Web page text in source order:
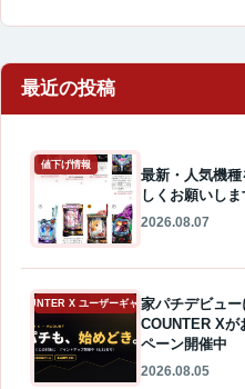
最近の投稿
値下げ情報
最新・人気機
しくお願いしま
2026.08.07
A-COUNTER X ユーザーギャラリー家パチデビュ
COUNTER Xが
ペーン開催中
2026.08.05